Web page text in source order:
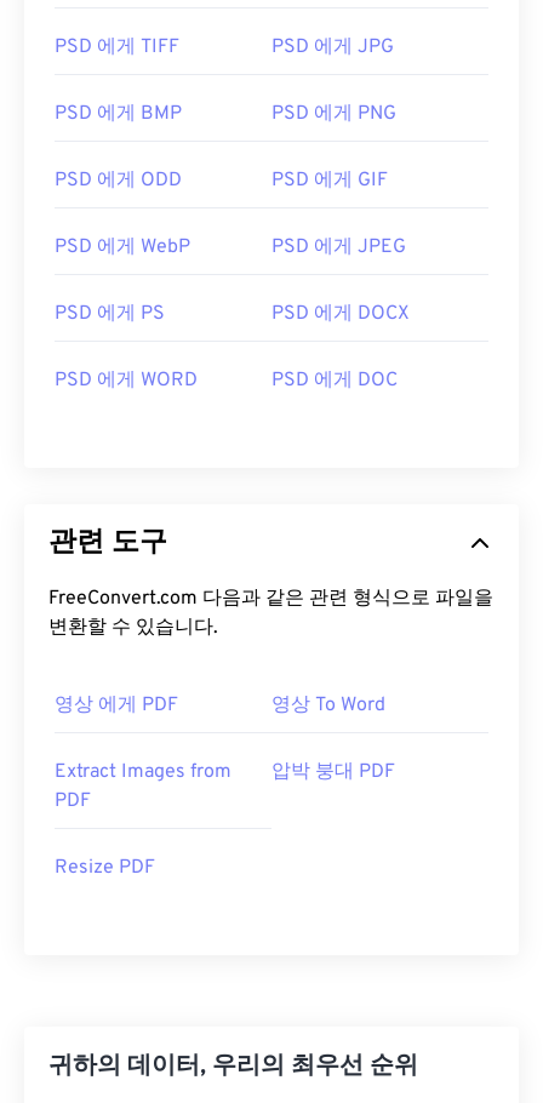
PSD 에게 TIFF PSD 에게 JPG
PSD 에게 BMP PSD 에게 PNG
PSD 에게 ODD PSD 에게 GIF
PSD 에게 WebP PSD 에게 JPEG
PSD 에게 PS PSD 에게 DOCX
PSD 에게 WORD PSD 에게 DOC
관련 도구
FreeConvert.com 다음과 같은 관련 형식으로 파일을
변환할 수 있습니다.
영상 에게 PDF 영상 To Word
Extract Images from
PDF
압박 붕대 PDF
Resize PDF
귀하의 데이터, 우리의 최우선 순위